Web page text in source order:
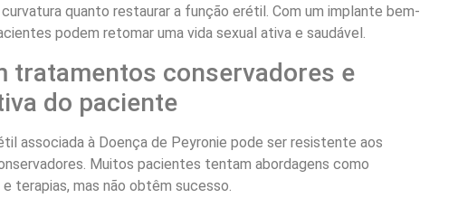
quanto restaurar a função erétil. Com um implante bem-
podem retomar uma vida sexual ativa e saudável.
tratamentos conservadores e
do paciente
associada à Doença de Peyronie pode ser resistente aos
Muitos pacientes tentam abordagens como
terapias, mas não obtêm sucesso.